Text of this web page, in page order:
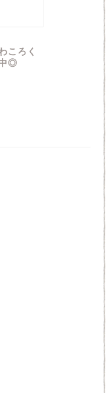
ころく
◎